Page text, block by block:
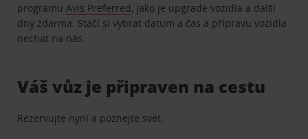
programuAvis Preferred, jako je upgrade vozidla a další
dny zdarma. Stačí si vybrat datum a čas a přípravu vozidla
nechat na nás.
Váš vůz je připraven na cestu
Rezervujte nyní a poznejte svet.